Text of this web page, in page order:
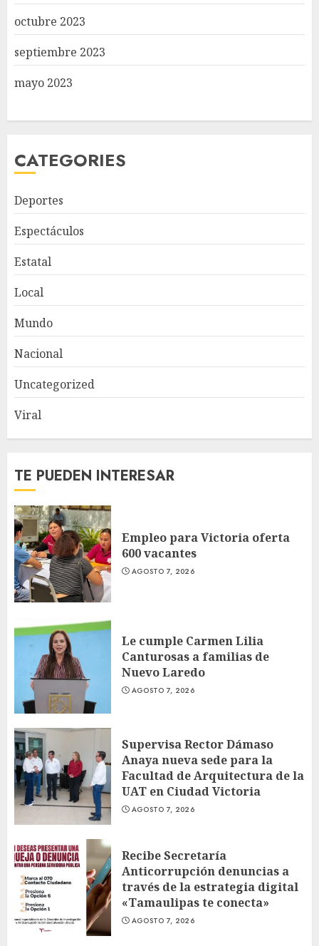
octubre 2023
septiembre 2023
mayo 2023
CATEGORIES
Deportes
Espectáculos
Estatal
Local
Mundo
Nacional
Uncategorized
Viral
TE PUEDEN INTERESAR
Empleo para Victoria oferta
600 vacantes
AGOSTO 7, 2026
Le cumple Carmen Lilia
Canturosas a familias de
Nuevo Laredo
AGOSTO 7, 2026
Supervisa Rector Dámaso
Anaya nueva sede para la
Facultad de Arquitectura de la
UAT en Ciudad Victoria
AGOSTO 7, 2026
Recibe Secretaría
Anticorrupción denuncias a
través de la estrategia digital
«Tamaulipas te conecta»
AGOSTO 7, 2026